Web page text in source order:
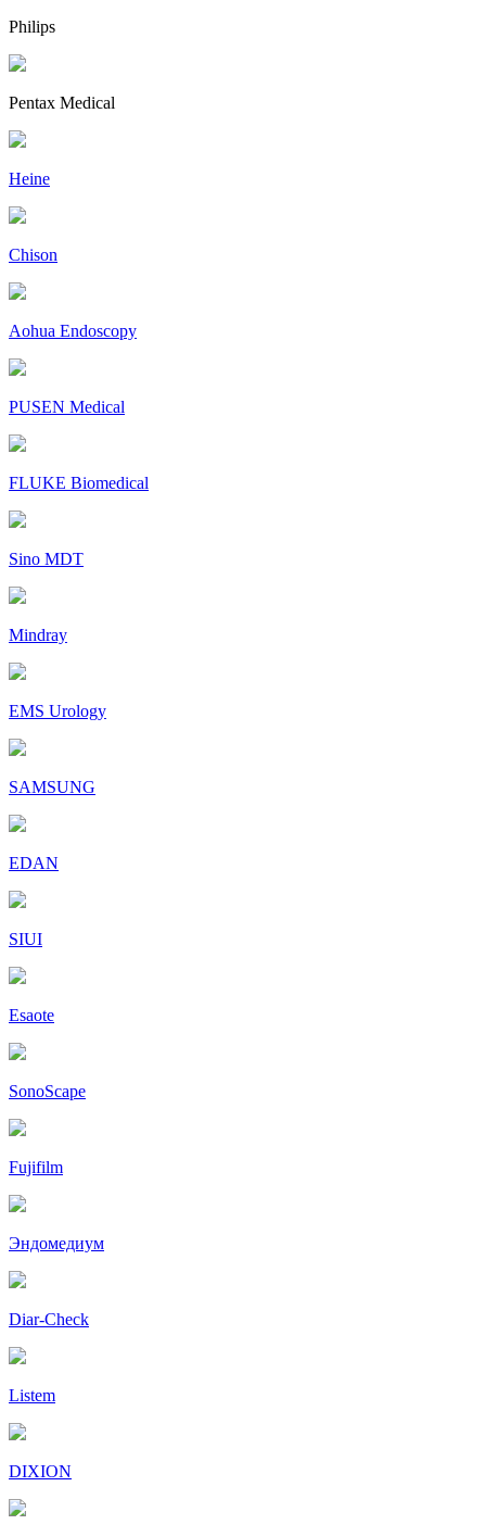
Philips
Pentax Medical
Heine
Chison
Aohua Endoscopy
PUSEN Medical
FLUKE Biomedical
Sino MDT
Mindray
EMS Urology
SAMSUNG
EDAN
SIUI
Esaote
SonoScape
Fujifilm
Эндомедиум
Diar-Cheсk
Listem
DIXION